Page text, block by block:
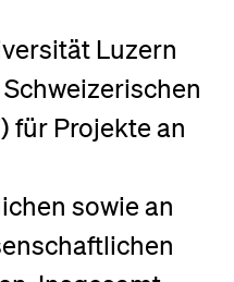
Luzern
für Projekte an
sowie an